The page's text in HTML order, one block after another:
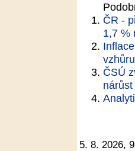
ČR -
1,7 %
vzhůru
ČSÚ
nárůst
5. 8. 2026,